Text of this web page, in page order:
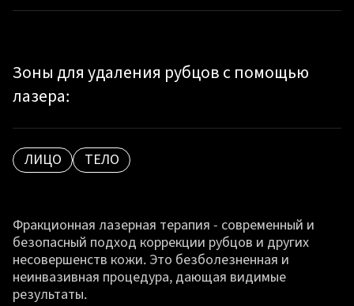
Зоны для удаления рубцов с помощью
лазера:
ЛИЦО ТЕЛО
Фракционная лазерная терапия - современный и
безопасный подход коррекции рубцов и других
несовершенств кожи. Это безболезненная и
неинвазивная процедура, дающая видимые
результаты.